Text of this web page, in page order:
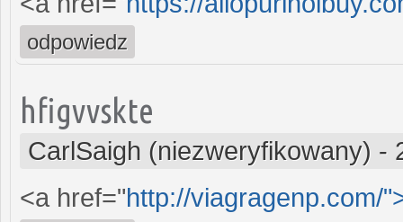
odpowiedz
hfigvvskte
CarlSaigh (niezweryfikowany) -
<a href="http://viagragenp.com/